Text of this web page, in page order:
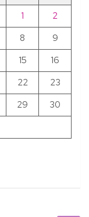
1
2
8
9
15
16
22
23
29
30